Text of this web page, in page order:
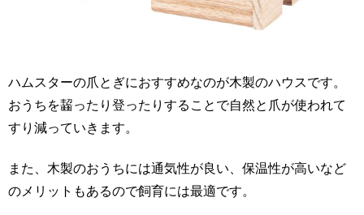
ハムスターの爪とぎにおすすめなのが木製のハウスです。
おうちを齧ったり登ったりすることで自然と爪が使われて
すり減っていきます。
また、木製のおうちには通気性が良い、保温性が高いなど
のメリットもあるので飼育には最適です。